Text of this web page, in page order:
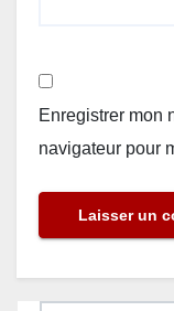
Enregistrer mon
navigateur pour